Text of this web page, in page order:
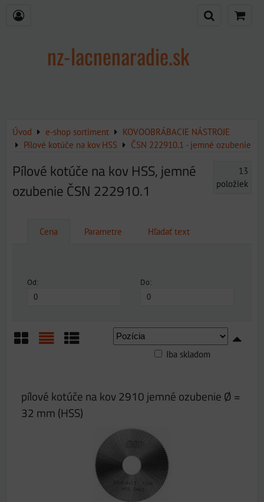
nz-lacnenaradie.sk
Úvod e-shop sortiment
KOVOOBRÁBACIE NÁSTROJE
Pílové kotúče na kov HSS
ČSN 222910.1 - jemné ozubenie
Pílové kotúče na kov HSS, jemné
ozubenie ČSN 222910.1
13
položiek
Cena Parametre Hľadať text
Od: Do:
Iba skladom
pílové kotúče na kov 2910 jemné ozubenie Ø =
32 mm (HSS)